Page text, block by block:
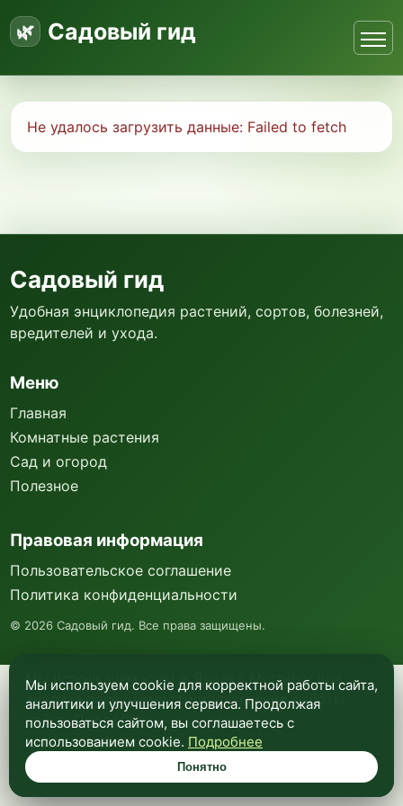
Садовый гид
Не удалось загрузить данные: Failed to fetch
Мы используем куки и Яндекс Метрику для
анализа посещаемости и улучшения работы
сайта. Подробнее —в политике
конфиденциальности.
Понятно
Садовый гид
Удобная энциклопедия растений, сортов, болезней,
вредителей и ухода.
Меню
Главная
Комнатные растения
Сад и огород
Полезное
Правовая информация
Пользовательское соглашение
Политика конфиденциальности
© 2026 Садовый гид. Все права защищены.
Мы используем cookie для корректной работы сайта,
аналитики и улучшения сервиса. Продолжая
пользоваться сайтом, вы соглашаетесь с
использованием cookie. Подробнее
Понятно